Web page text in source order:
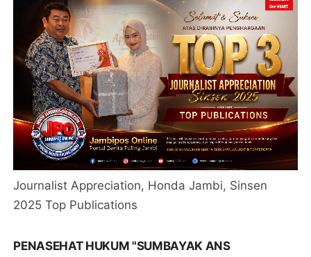
Journalist Appreciation, Honda Jambi, Sinsen
2025 Top Publications
PENASEHAT HUKUM "SUMBAYAK ANS